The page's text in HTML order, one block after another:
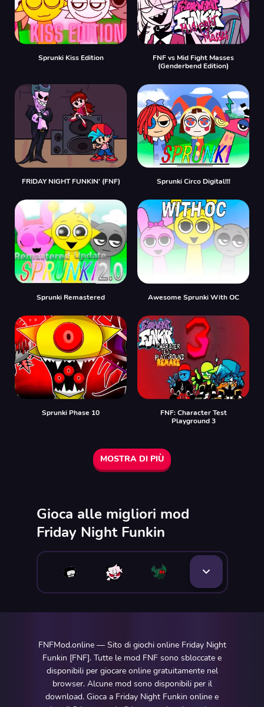
Sprunki Kiss Edition
FNF vs Mid Fight Masses
(Genderbend Edition)
FRIDAY NIGHT FUNKIN' (FNF) Sprunki Circo Digital!!!
Sprunki Remastered Awesome Sprunki With OC
Sprunki Phase 10
FNF: Character Test
Playground 3
MOSTRA DI PIÙ
Gioca alle migliori mod
Friday Night Funkin
FNFMod.online — Sito di giochi online Friday Night
Funkin [FNF]. Tutte le mod FNF sono sbloccate e
disponibili per giocare online gratuitamente nel
browser. Alcune mod sono disponibili per il
download. Gioca a Friday Night Funkin online e